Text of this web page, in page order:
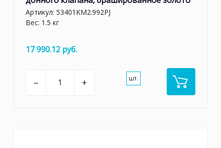
Артикул: 53401KM2.992PJ
Вес: 1.5 кг
17 990.12 руб.
– + шт.